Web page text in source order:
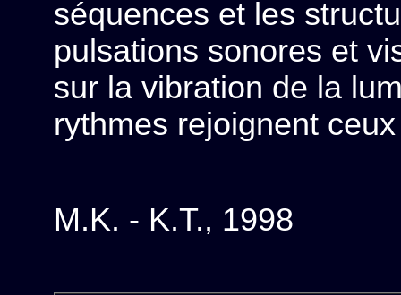
séquences et les
pulsations sonores et
sur la vibration de la
rythmes rejoignent
M.K. - K.T., 1998